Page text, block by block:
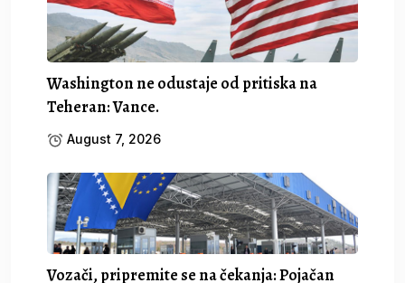
Washington ne odustaje od pritiska na
Teheran: Vance.
August 7, 2026
Vozači, pripremite se na čekanja: Pojačan